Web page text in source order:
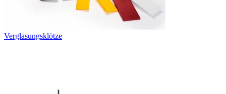
Verglasungsklötze